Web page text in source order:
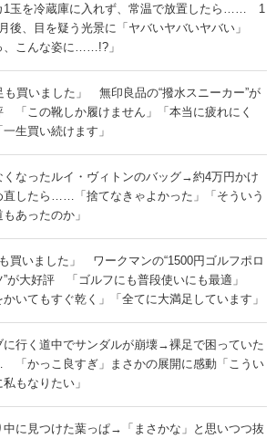
1玉を冷蔵庫に入れず、常温で放置したら…… 1
後、目を疑う光景に「ヤバいヤバいヤバい」
、こんな姿に……!?」
も買いました」 無印良品の“撥水スニーカー”が
「この靴しか履けません」「本当に疲れにく
一生買い続けます」
くなったルイ・ヴィトンのバッグ→約4万円かけ
直したら……「捨てなきゃよかった」「そういう
あったのか」
も買いました」 ワークマンの“1500円ゴルフポロ
”が大好評 「ゴルフにも普段使いにも最適」
かいてもすぐ乾く」「全てに大満足しています」
に行く道中でサンダルが崩壊→裸足で困っていた
かっこ良すぎ」まさかの展開に感動「こうい
私もなりたい」
中に見つけた葉っぱ→「まさかな」と思いつつ抜